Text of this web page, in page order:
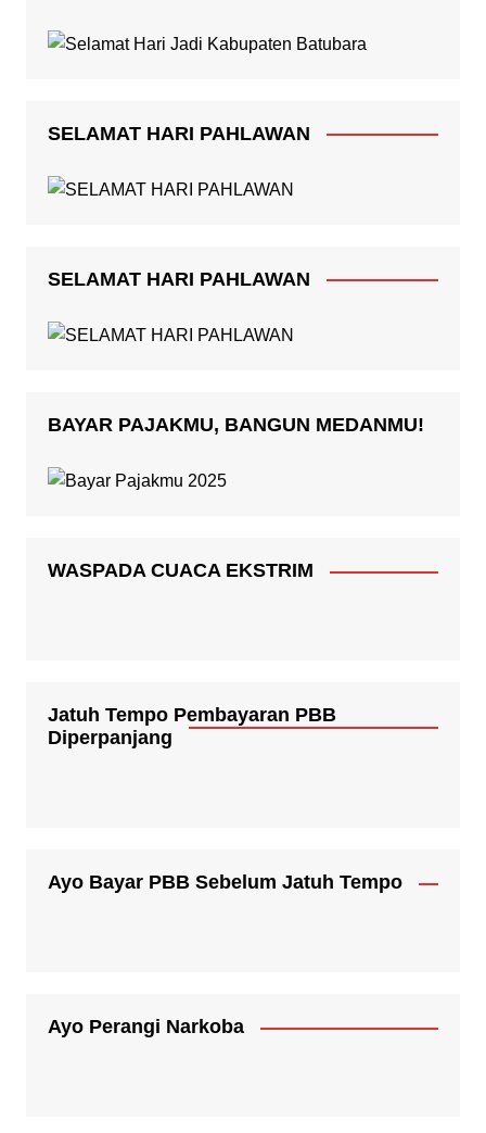
SELAMAT HARI PAHLAWAN
SELAMAT HARI PAHLAWAN
BAYAR PAJAKMU, BANGUN MEDANMU!
WASPADA CUACA EKSTRIM
Jatuh Tempo Pembayaran PBB
Diperpanjang
Ayo Bayar PBB Sebelum Jatuh Tempo
Ayo Perangi Narkoba